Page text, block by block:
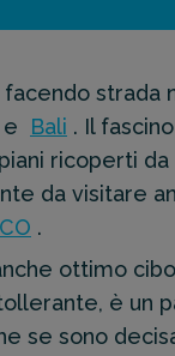
e Bali . Il
ricoperti
da visitare
.
ottimo
è un
se sono